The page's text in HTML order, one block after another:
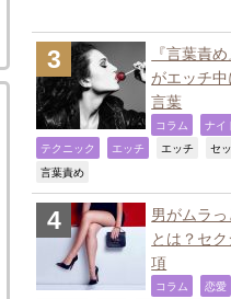
『言葉責
がエッチ
言葉
コラム ナイ
テクニック エッチ エッチ セ
言葉責め
男がムラっ
とは？セ
項
コラム 恋愛